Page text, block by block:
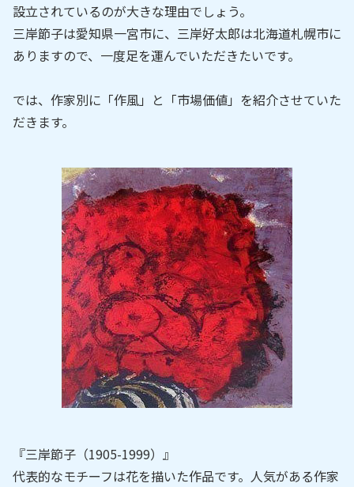
設立されているのが大きな理由でしょう。
三岸節子は愛知県一宮市に、三岸好太郎は北海道札幌市に
ありますので、一度足を運んでいただきたいです。
では、作家別に「作風」と「市場価値」を紹介させていた
だきます。
『三岸節子（1905-1999）』
代表的なモチーフは花を描いた作品です。人気がある作家